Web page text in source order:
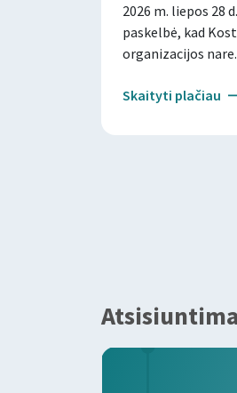
2026 m. liepos 28
paskelbė, kad
organizacijos nare.
Skaityti plačiau